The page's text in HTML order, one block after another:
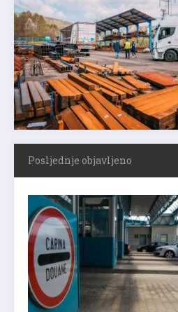
Posljednje objavljeno